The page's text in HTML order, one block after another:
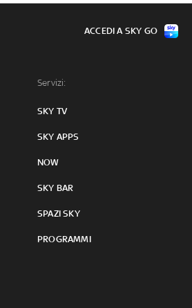
Servizi:
SKY TV
SKY APPS
NOW
SKY BAR
SPAZI SKY
PROGRAMMI
ACCEDI A SKY GO